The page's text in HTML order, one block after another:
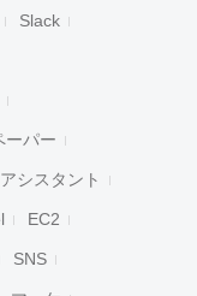
Slack
ーパー
アシスタント
EC2
SNS